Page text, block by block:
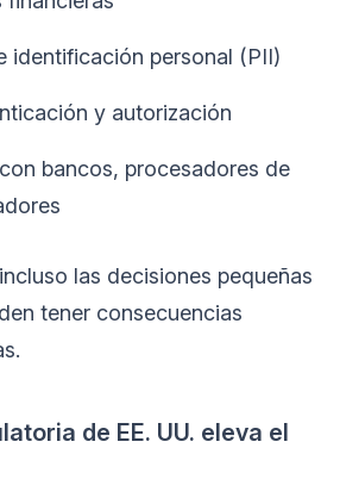
identificación personal (PII)
y autorización
bancos, procesadores de
las decisiones pequeñas
tener consecuencias
de EE. UU. eleva el